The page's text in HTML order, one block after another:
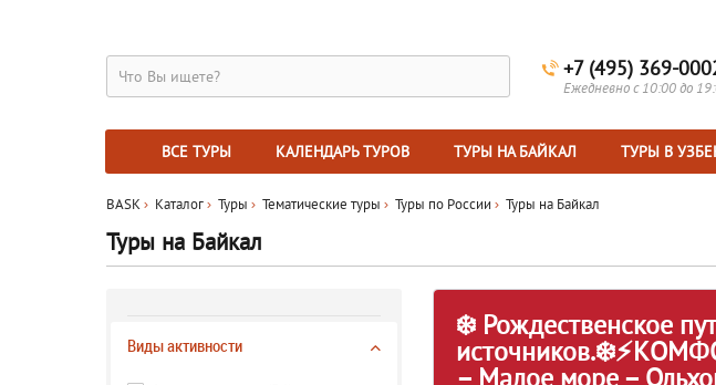
+7 (495) 369-
Ежедневно с 10:00 до
ВСЕ ТУРЫ КАЛЕНДАРЬ ТУРОВ ТУРЫ НА БАЙКАЛ ТУРЫ В
BASK Каталог Туры Тематические туры Туры по России Туры на Байкал
Туры на Байкал
Виды активности
❄️ Рождественское
– Малое море –